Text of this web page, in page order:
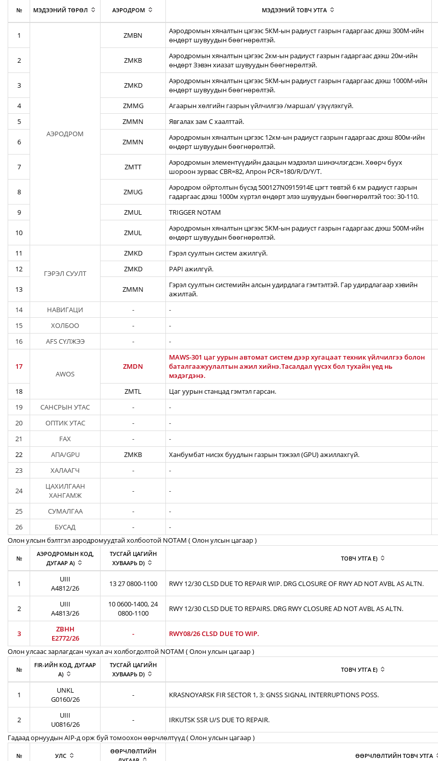
№ МЭДЭЭНИЙ ТӨРӨЛ АЭРОДРОМ МЭДЭЭНИЙ ТОВЧ УТГА
1
АЭРОДРОМ
ZMBN
Аэродромын хяналтын цэгээс 5КМ-ын радиуст газрын гадаргаас дээш 300М-ийн
өндөрт шувуудын бөөгнөрөлтэй.
2 ZMKB
Аэродромын хяналтын цэгээс 2км-ын радиуст газрын гадаргаас дээш 20м-ийн
өндөрт Зэвэн хиазат шувуудын бөөгнөрөлтэй.
3 ZMKD
Аэродромын хяналтын цэгээс 5КМ-ын радиуст газрын гадаргаас дээш 1000М-ийн
өндөрт шувуудын бөөгнөрөлтэй.
4 ZMMG Агаарын хөлгийн газрын үйлчилгээ /маршал/ үзүүлэхгүй.
5
ZMMN Явгалах зам С хаалттай.
6 ZMMN
Аэродромын хяналтын цэгээс 12км-ын радиуст газрын гадаргаас дээш 800м-ийн
өндөрт шувуудын бөөгнөрөлтэй.
7 ZMTT
Аэродромын элементүүдийн даацын мэдээлэл шинэчлэгдсэн. Хөөрч буух
шороон зурвас CBR=82, Апрон PCR=180/R/D/Y/T.
8 ZMUG
Аэродром ойртолтын бүсэд 500127N0915914E цэгт төвтэй 6 км радиуст газрын
гадаргаас дээш 1000м хүртэл өндөрт элээ шувуудын бөөгнөрөлтэй тоо: 30-110.
9 ZMUL TRIGGER NOTAM
10 ZMUL
Аэродромын хяналтын цэгээс 5КМ-ын радиуст газрын гадаргаас дээш 500М-ийн
өндөрт шувуудын бөөгнөрөлтэй.
11
ГЭРЭЛ СУУЛТ
ZMKD Гэрэл суултын систем ажилгүй.
12
ZMKD PAPI ажилгүй.
13 ZMMN
Гэрэл суултын системийн алсын удирдлага гэмтэлтэй. Гар удирдлагаар хэвийн
ажилтай.
14 НАВИГАЦИ - -
15
ХОЛБОО - -
16
AFS СҮЛЖЭЭ - -
17
AWOS
ZMDN
MAWS-301 цаг уурын автомат систем дээр хугацаат техник үйлчилгээ болон
баталгаажуулалтын ажил хийнэ.Тасалдал үүсэх бол тухайн үед нь
мэдэгдэнэ.
18 ZMTL Цаг уурын станцад гэмтэл гарсан.
19
САНСРЫН УТАС - -
20
ОПТИК УТАС - -
21
FAX - -
22
АПА/GPU ZMKB Ханбумбат нисэх буудлын газрын тэжээл (GPU) ажиллахгүй.
23
ХАЛААГЧ - -
24
ЦАХИЛГААН
ХАНГАМЖ
- -
25 СУМАЛГАА - -
26
БУСАД - -
Олон улсын бэлтгэл аэродромуудтай холбоотой NOTAM ( Oлон улсын цагаар )
№
АЭРОДРОМЫН КОД,
ДУГААР A)
ТУСГАЙ ЦАГИЙН
ХУВААРЬ D)
ТОВЧ УТГА E)
1
UIII
A4812/26
13 27 0800-1100 RWY 12/30 CLSD DUE TO REPAIR WIP. DRG CLOSURE OF RWY AD NOT AVBL AS ALTN.
2
UIII
A4813/26
10 0600-1400, 24
0800-1100
RWY 12/30 CLSD DUE TO REPAIRS. DRG RWY CLOSURE AD NOT AVBL AS ALTN.
3
ZBHH
E2772/26
- RWY08/26 CLSD DUE TO WIP.
Олон улсаас зарлагдсан чухал ач холбогдолтой NOTAM ( Олон улсын цагаар )
№
FIR-ИЙН КОД, ДУГААР
A)
ТУСГАЙ ЦАГИЙН
ХУВААРЬ D)
ТОВЧ УТГА E)
1
UNKL
G0160/26
- KRASNOYARSK FIR SECTOR 1, 3: GNSS SIGNAL INTERRUPTIONS POSS.
2
UIII
U0816/26
- IRKUTSK SSR U/S DUE TO REPAIR.
Гадаад орнуудын AIP-д орж буй томоохон өөрчлөлтүүд ( Олон улсын цагаар )
№ УЛС
ӨӨРЧЛӨЛТИЙН
ӨӨРЧЛӨЛТИЙН ТОВЧ УТГА